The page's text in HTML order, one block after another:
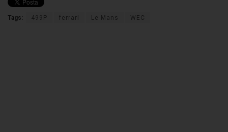
Tags: 499P ferrari Le Mans WEC